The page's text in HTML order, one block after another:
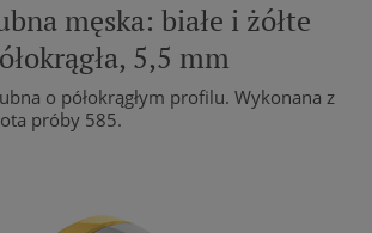
męska: białe i żółte
5,5 mm
o półokrągłym profilu. Wykonana z
próby 585.